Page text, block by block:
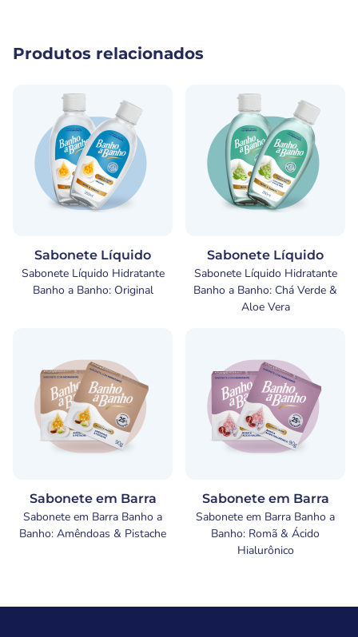
Produtos relacionados
Sabonete Líquido
Sabonete Líquido Hidratante
Banho a Banho: Original
Sabonete Líquido
Sabonete Líquido Hidratante
Banho a Banho: Chá Verde &
Aloe Vera
Sabonete em Barra
Sabonete em Barra Banho a
Banho: Amêndoas & Pistache
Sabonete em Barra
Sabonete em Barra Banho a
Banho: Romã & Ácido
Hialurônico